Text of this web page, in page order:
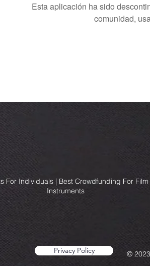
Esta aplicación ha sido
comunidad,
For Individuals | Best Crowdfunding For
Instruments
©
Privacy Policy